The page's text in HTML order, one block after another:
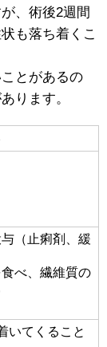
、術後2週間
も落ち着くこ
とがあるの
ります。
（止痢剤、緩
べ、繊維質の
いてくること